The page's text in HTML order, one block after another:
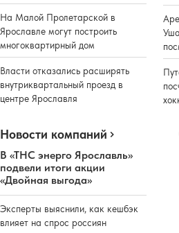
На Малой Пролетарской в
Ярославле могут построить
многоквартирный дом
Власти отказались расширять
внутриквартальный проезд в
центре Ярославля
Новости компаний
В «ТНС энерго Ярославль»
подвели итоги акции
«Двойная выгода»
Эксперты выяснили, как кешбэк
влияет на спрос россиян